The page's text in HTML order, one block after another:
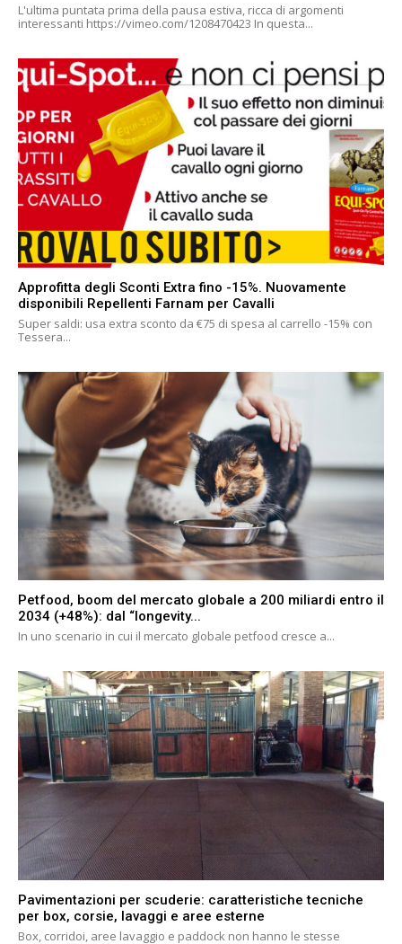
L'ultima puntata prima della pausa estiva, ricca di argomenti
interessanti https://vimeo.com/1208470423 In questa...
Approfitta degli Sconti Extra fino -15%. Nuovamente
disponibili Repellenti Farnam per Cavalli
Super saldi: usa extra sconto da €75 di spesa al carrello -15% con
Tessera...
Petfood, boom del mercato globale a 200 miliardi entro il
2034 (+48%): dal “longevity...
In uno scenario in cui il mercato globale petfood cresce a...
Pavimentazioni per scuderie: caratteristiche tecniche
per box, corsie, lavaggi e aree esterne
Box, corridoi, aree lavaggio e paddock non hanno le stesse